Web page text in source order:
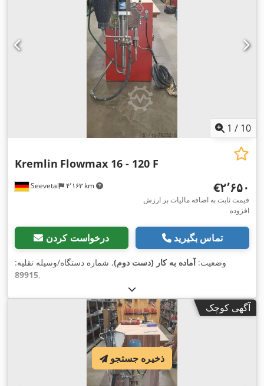
1 / 10
Seevetal ۴٬۱۶۳ km
Kremlin Flowmax 16 - 120 F
‎€۲٬۶۵۰
قیمت ثابت به اضافه مالیات بر ارزش
افزوده
درخواست کردن تماس بگیرید
وضعیت: آماده به کار (دست دوم), شماره دستگاه/وسیله نقلیه:
89915,
آگهی کوچک
ذخیره جستجو